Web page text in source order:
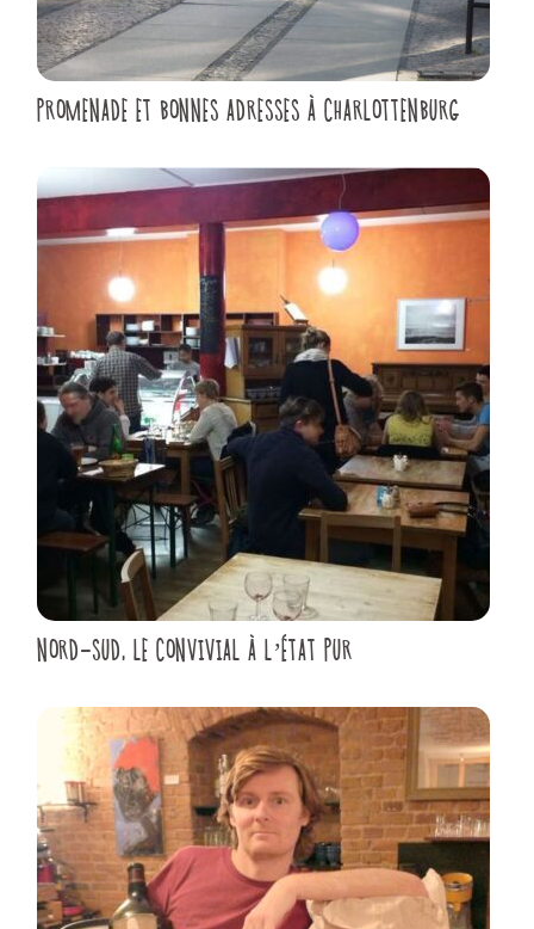
PROMENADE ET BONNES ADRESSES À CHARLOTTENBURG
NORD-SUD, LE CONVIVIAL À L’ÉTAT PUR